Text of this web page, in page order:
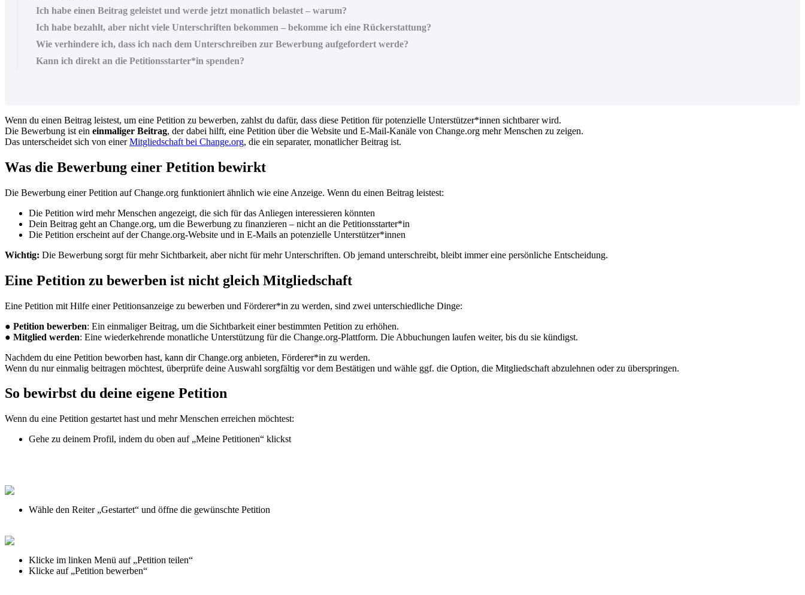
Ich habe einen Beitrag geleistet und werde jetzt monatlich belastet – warum?
Ich habe bezahlt, aber nicht viele Unterschriften bekommen – bekomme ich eine Rückerstattung?
Wie verhindere ich, dass ich nach dem Unterschreiben zur Bewerbung aufgefordert werde?
Kann ich direkt an die Petitionsstarter*in spenden?
Wenn du einen Beitrag leistest, um eine Petition zu bewerben, zahlst du dafür, dass diese Petition für potenzielle Unterstützer*innen sichtbarer wird.
Die Bewerbung ist ein einmaliger Beitrag, der dabei hilft, eine Petition über die Website und E-Mail-Kanäle von Change.org mehr Menschen zu zeigen.
Das unterscheidet sich von einer Mitgliedschaft bei Change.org, die ein separater, monatlicher Beitrag ist.
Was die Bewerbung einer Petition bewirkt
Die Bewerbung einer Petition auf Change.org funktioniert ähnlich wie eine Anzeige. Wenn du einen Beitrag leistest:
Die Petition wird mehr Menschen angezeigt, die sich für das Anliegen interessieren könnten
Dein Beitrag geht an Change.org, um die Bewerbung zu finanzieren – nicht an die Petitionsstarter*in
Die Petition erscheint auf der Change.org-Website und in E-Mails an potenzielle Unterstützer*innen
Wichtig: Die Bewerbung sorgt für mehr Sichtbarkeit, aber nicht für mehr Unterschriften. Ob jemand unterschreibt, bleibt immer eine persönliche Entscheidung.
Eine Petition zu bewerben ist nicht gleich Mitgliedschaft
Eine Petition mit Hilfe einer Petitionsanzeige zu bewerben und Förderer*in zu werden, sind zwei unterschiedliche Dinge:
● Petition bewerben: Ein einmaliger Beitrag, um die Sichtbarkeit einer bestimmten Petition zu erhöhen.
● Mitglied werden: Eine wiederkehrende monatliche Unterstützung für die Change.org-Plattform. Die Abbuchungen laufen weiter, bis du sie kündigst.
Nachdem du eine Petition beworben hast, kann dir Change.org anbieten, Förderer*in zu werden.
Wenn du nur einmalig beitragen möchtest, überprüfe deine Auswahl sorgfältig vor dem Bestätigen und wähle ggf. die Option, die Mitgliedschaft abzulehnen oder zu überspringen.
So bewirbst du deine eigene Petition
Wenn du eine Petition gestartet hast und mehr Menschen erreichen möchtest:
Gehe zu deinem Profil, indem du oben auf „Meine Petitionen“ klickst
Wähle den Reiter „Gestartet“ und öffne die gewünschte Petition
Klicke im linken Menü auf „Petition teilen“
Klicke auf „Petition bewerben“